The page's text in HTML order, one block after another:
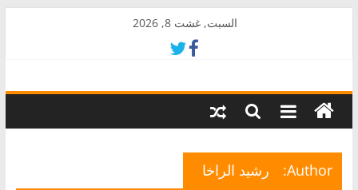
السبت, غشت 8, 2026
AkalPress
منبر
المغرب
Author: رشيد الراخا